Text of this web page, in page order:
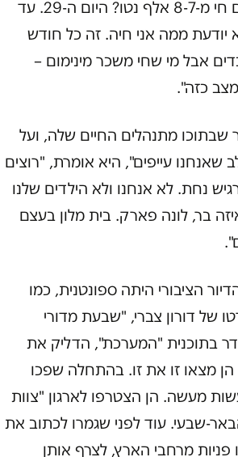
בסדר בכל מקום. הגיוני שבן אדם חי מ-8-7 אלף נטו? היום ה-29. עד
יודעת ממה אני חיה. זה כל חודש
אבל מי שחי משכר מינימום –
מצב כזה".
שבתוכו מתנהלים החיים שלה, ועל
שאנחנו עייפים", היא אומרת, "רוצים
נחת. לא אנחנו ולא הילדים שלנו
בר, לונה פארק. בית מלון בעצם
הציבורי היתה ספונטנית, כמו
של דורון צברי, "שבעת מדורי
בתוכנית "המערכת", הדליק את
מצאו זו את זו. בהתחלה שפכו
מעשה. הן הצטרפו לארגון "צוות
שבעי. עוד לפני שגמרו לכתוב את
מרחבי הארץ, לצרף אותן